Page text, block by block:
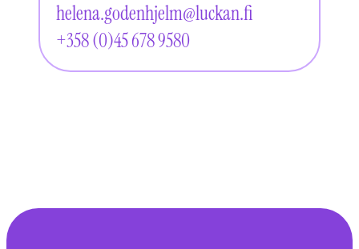
helena.godenhjelm@luckan.fi
+358 (0)45 678 9580